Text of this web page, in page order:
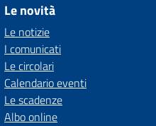
Le novità
Le notizie
I comunicati
Le circolari
Calendario eventi
Le scadenze
Albo online